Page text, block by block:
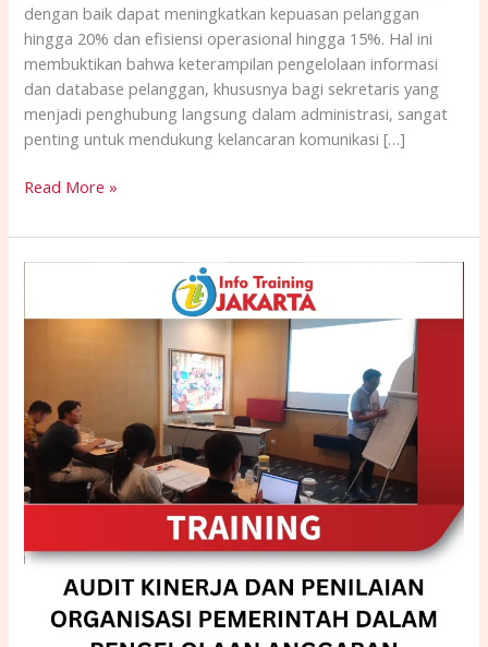
dengan baik dapat meningkatkan kepuasan pelanggan
hingga 20% dan efisiensi operasional hingga 15%. Hal ini
membuktikan bahwa keterampilan pengelolaan informasi
dan database pelanggan, khususnya bagi sekretaris yang
menjadi penghubung langsung dalam administrasi, sangat
penting untuk mendukung kelancaran komunikasi […]
Read More »
KINERJA
ORGANISASI
PEMERINTAH
DALAM
PENGELOLAAN
ANGGARAN